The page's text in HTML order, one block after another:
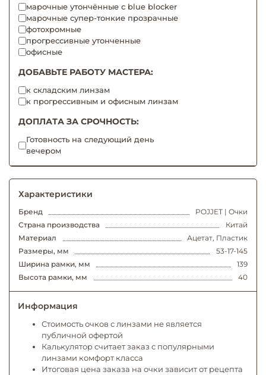
марочные утончённые с blue blocker
марочные супер-тонкие прозрачные
фотохромные
прогрессивные утонченные
офисные
ДОБАВЬТЕ РАБОТУ МАСТЕРА:
к складским линзам
к прогрессивным и офисным линзам
ДОПЛАТА ЗА СРОЧНОСТЬ:
Готовность на следующий день
вечером
Характеристики
Бренд
POJJET | Очки
Страна производства
Китай
Материал
Ацетат, Пластик
Размеры, мм
53-17-145
Ширина рамки, мм
139
Высота рамки, мм
40
Информация
Стоимость очков с линзами не является
публичной офертой
Калькулятор считает заказ с популярными
линзами комфорт класса
Итоговая цена заказа на очки зависит от рецепта